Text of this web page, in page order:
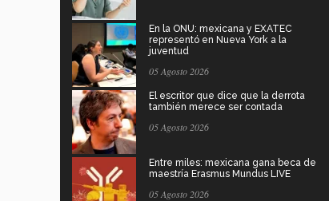
En la ONU: mexicana y EXATEC
representó en Nueva York a la
juventud
05 Agosto 2026
El escritor que dice que la derrota
también merece ser contada
05 Agosto 2026
Entre miles: mexicana gana beca de
maestría Erasmus Mundus LIVE
05 Agosto 2026